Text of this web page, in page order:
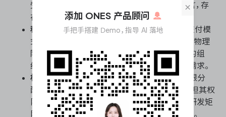
受《数据安全法》深度监管的国内政企单位而言，存
在跨境数据流动的合规隐患。
私有化部署能力：ClickUp 仅提供 SaaS 云端交付模
式，不支持完整的本地化私有部署。对于有严格物理
隔离要求、需将核心研发数据留存于内部机房的组
织，该工具无法满足基础架构层面的自主可控需求。
权限管控：具备基于角色（RBAC）的颗粒化权限分
配，支持空间、文件夹到列表层级的访问控制。但其权
限模型主要围绕协作场景设计，缺乏针对复杂研发矩
阵的细粒度安全审计与数据防泄漏（DLP）机制。
×
添加 ONES 产品顾问
手把手搭建 Demo，指导 AI 落地